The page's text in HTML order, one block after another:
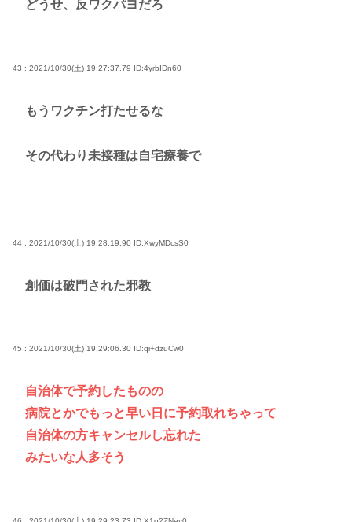
どうせ、反ワクパヨだろ
43 : 2021/10/30(土) 19:27:37.79 ID:4yrbIDn60
もうワクチン打たせるな
その代わり未接種は自宅療養で
44 : 2021/10/30(土) 19:28:19.90 ID:XwyMDcsS0
創価は破門された邪教
45 : 2021/10/30(土) 19:29:06.30 ID:qi+dzuCw0
自治体で予約したものの
病院とかでもっと早い日に予約取れちゃって
自治体の方キャンセルし忘れた
みたいな人多そう